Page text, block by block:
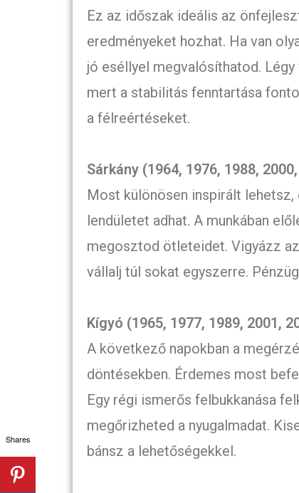
Ez az időszak ideális az
eredményeket hozhat. Ha van
jó eséllyel megvalósíthatod.
mert a stabilitás fenntartása
a félreértéseket.
Sárkány (1964, 1976, 1988,
Most különösen inspirált
lendületet adhat. A munkában
megosztod ötleteidet. Vigyázz
vállalj túl sokat egyszerre.
Kígyó (1965, 1977, 1989, 2001,
A következő napokban a
döntésekben. Érdemes most
Egy régi ismerős felbukkanása
megőrizheted a nyugalmadat.
bánsz a lehetőségekkel.
Shares